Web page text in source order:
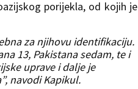
porijekla, od kojih je
za njihovu identifikaciju.
13, Pakistana sedam, te i
uprave i dalje je
navodi Kapikul.